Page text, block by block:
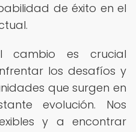
de éxito en el
cambio es crucial
los desafíos y
que surgen en
evolución. Nos
y a encontrar